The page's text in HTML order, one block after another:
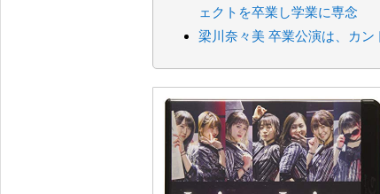
ェクトを卒業し学業に専念
梁川奈々美 卒業公演は、カ